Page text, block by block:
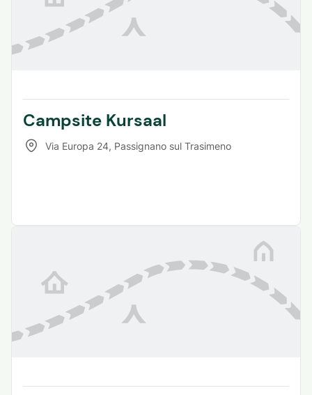
Campsite Kursaal
Via Europa 24, Passignano sul Trasimeno